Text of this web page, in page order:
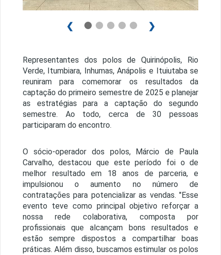
❮ ❯
Representantes dos polos de Quirinópolis, Rio
Verde, Itumbiara, Inhumas, Anápolis e Ituiutaba se
reuniram para comemorar os resultados da
captação do primeiro semestre de 2025 e planejar
as estratégias para a captação do segundo
semestre. Ao todo, cerca de 30 pessoas
participaram do encontro.
O sócio-operador dos polos, Márcio de Paula
Carvalho, destacou que este período foi o de
melhor resultado em 18 anos de parceria, e
impulsionou o aumento no número de
contratações para potencializar as vendas. "Esse
evento teve como principal objetivo reforçar a
nossa rede colaborativa, composta por
profissionais que alcançam bons resultados e
estão sempre dispostos a compartilhar boas
práticas. Além disso, buscamos estimular os polos